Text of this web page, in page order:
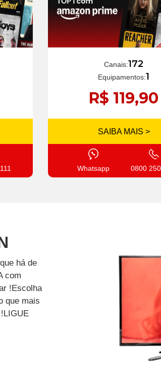
Canais:172
Equipamentos:1
R$ 119,90
SAIBA MAIS >
Whatsapp 0800
há de
com
!Escolha
que mais